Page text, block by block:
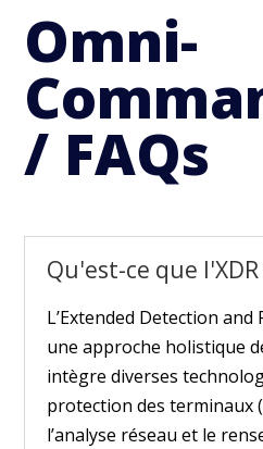
Omni-
/ FAQs
Qu'est-ce que l'XDR
L’Extended Detection and
une approche holistique
intègre diverses
protection des terminaux
l’analyse réseau et le